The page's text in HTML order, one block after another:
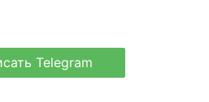
Telegram